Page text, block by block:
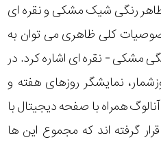
رنگی شیک مشکی و نقره ای
کلی ظاهری می توان به
مشکی - نقره ای اشاره کرد. در
نمایشگر روزهای هفته و
همراه با صفحه دیجیتال با
گرفته اند که مجموع این ها